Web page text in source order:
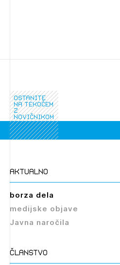
Izbrana vsebina je
registriranim
dostopate, se je
ostanite
na tekočem
z
novičnikom
aktualno
borza dela
medijske objave
Javna naročila
članstvo